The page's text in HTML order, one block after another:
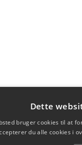
Dette
bruger cookies til at
du alle cookies i